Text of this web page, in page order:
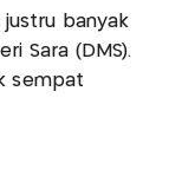
justru banyak
Sara (DMS).
sempat